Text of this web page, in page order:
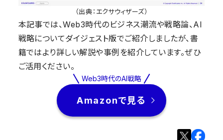
（出典：エクサウィザーズ）
本記事では、Web3時代のビジネス潮流や戦略論、AI
戦略についてダイジェスト版でご紹介しましたが、書
籍ではより詳しい解説や事例を紹介しています。ぜひ
ご活用ください。
Web3時代のAI戦略
Amazonで見る